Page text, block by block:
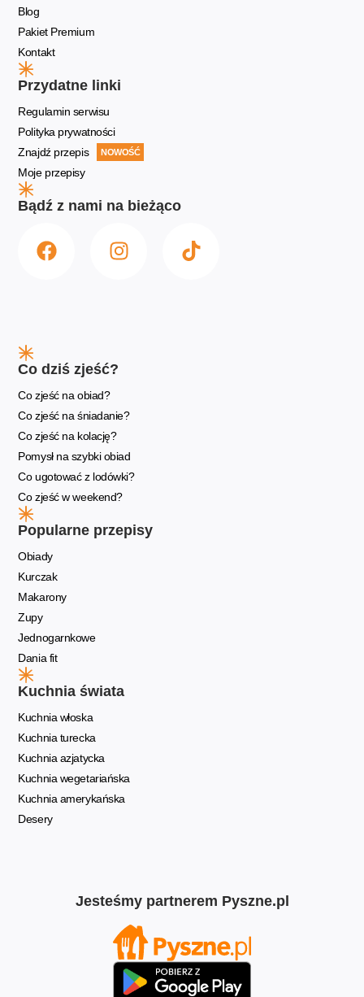
Blog
Pakiet Premium
Kontakt
Przydatne linki
Regulamin serwisu
Polityka prywatności
Znajdź przepis
NOWOŚĆ
Moje przepisy
Bądź z nami na bieżąco
Co dziś zjeść?
Co zjeść na obiad?
Co zjeść na śniadanie?
Co zjeść na kolację?
Pomysł na szybki obiad
Co ugotować z lodówki?
Co zjeść w weekend?
Popularne przepisy
Obiady
Kurczak
Makarony
Zupy
Jednogarnkowe
Dania fit
Kuchnia świata
Kuchnia włoska
Kuchnia turecka
Kuchnia azjatycka
Kuchnia wegetariańska
Kuchnia amerykańska
Desery
Jesteśmy partnerem Pyszne.pl